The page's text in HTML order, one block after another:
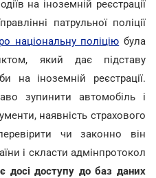
на іноземній реєстрації
патрульної поліції
національну поліцію була
який дає підставу
на іноземній реєстрації.
зупинити автомобіль і
наявність страхового
чи законно він
і скласти адмінпротокол
досі доступу до баз даних